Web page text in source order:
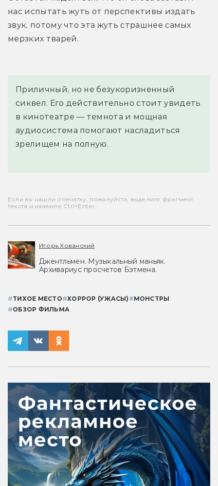
нас испытать жуть от перспективы издать
звук, потому что эта жуть страшнее самых
мерзких тварей.
Приличный, но не безукоризненный
сиквел. Его действительно стоит увидеть
в кинотеатре — темнота и мощная
аудиосистема помогают насладиться
зрелищем на полную.
Если вы нашли опечатку, пожалуйста, выделите фрагмент
текста и нажмите Ctrl+Enter.
Игорь Хованский
Джентльмен. Музыкальный маньяк.
Архивариус просчетов Бэтмена.
#ТИХОЕ МЕСТО#ХОРРОР (УЖАСЫ) #МОНСТРЫ
#ОБЗОР ФИЛЬМА